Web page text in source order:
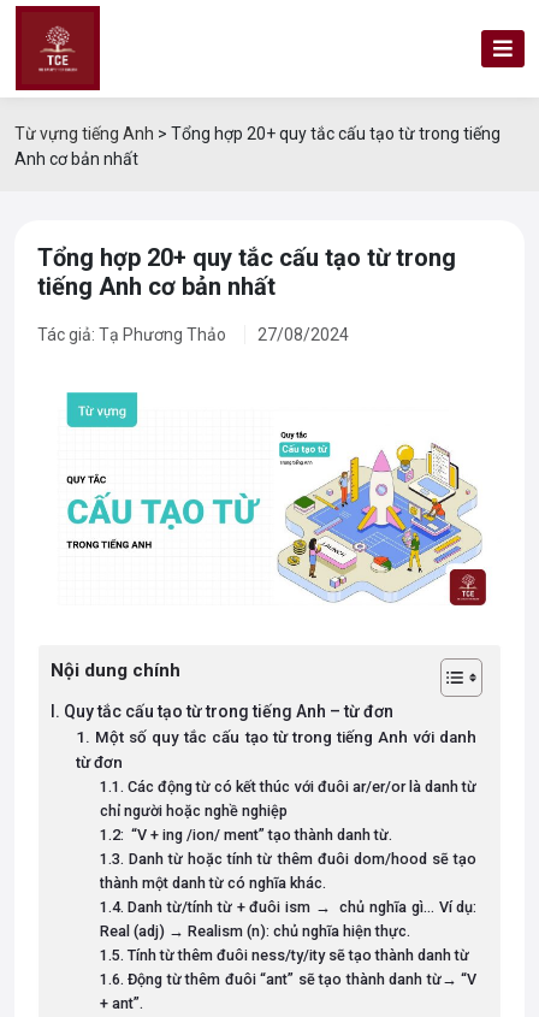
Từ vựng tiếng Anh > Tổng hợp 20+ quy tắc cấu tạo từ trong tiếng
Anh cơ bản nhất
Tổng hợp 20+ quy tắc cấu tạo từ trong
tiếng Anh cơ bản nhất
Tác giả: Tạ Phương Thảo 27/08/2024
Nội dung chính
I. Quy tắc cấu tạo từ trong tiếng Anh – từ đơn
1. Một số quy tắc cấu tạo từ trong tiếng Anh với danh
từ đơn
1.1. Các động từ có kết thúc với đuôi ar/er/or là danh từ
chỉ người hoặc nghề nghiệp
1.2: “V + ing /ion/ ment” tạo thành danh từ.
1.3. Danh từ hoặc tính từ thêm đuôi dom/hood sẽ tạo
thành một danh từ có nghĩa khác.
1.4. Danh từ/tính từ + đuôi ism → chủ nghĩa gì… Ví dụ:
Real (adj) → Realism (n): chủ nghĩa hiện thực.
1.5. Tính từ thêm đuôi ness/ty/ity sẽ tạo thành danh từ
1.6. Động từ thêm đuôi “ant” sẽ tạo thành danh từ→ “V
+ ant”.